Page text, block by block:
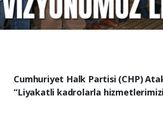
Cumhuriyet Halk Partisi (CHP)
“Liyakatli kadrolarla